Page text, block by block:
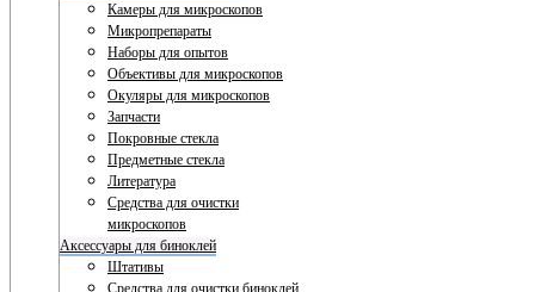
Камеры для микроскопов
Микропрепараты
Наборы для опытов
Объективы для микроскопов
Окуляры для микроскопов
Запчасти
Покровные стекла
Предметные стекла
Литература
Средства для очистки
микроскопов
Аксессуары для биноклей
Штативы
Средства для очистки биноклей